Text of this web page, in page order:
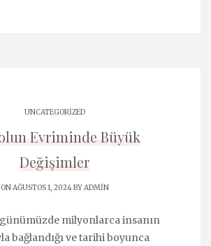
UNCATEGORIZED
Evriminde Büyük
Değişimler
ON AĞUSTOS 1, 2024 BYADMIN
milyonlarca insanın
bağlandığı ve tarihi boyunca